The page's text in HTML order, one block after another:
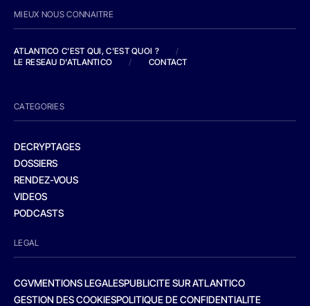
MIEUX NOUS CONNAITRE
ATLANTICO C'EST QUI, C'EST QUOI ?
/
LE RESEAU D'ATLANTICO
/ CONTACT
CATEGORIES
DECRYPTAGES
DOSSIERS
RENDEZ-VOUS
VIDEOS
PODCASTS
LEGAL
CGVMENTIONS LEGALESPUBLICITE SUR ATLANTICO
GESTION DES COOKIESPOLITIQUE DE CONFIDENTIALITE